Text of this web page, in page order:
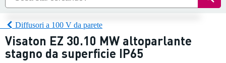
Diffusori a 100 V da parete
Visaton EZ 30.10 MW altoparlante
stagno da superficie IP65